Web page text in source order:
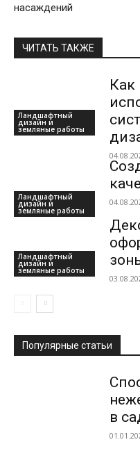
насаждений
ЧИТАТЬ ТАКЖЕ
Ландшафтный
дизайн и
земляные работы
Как
Ландшафтный
дизайн и
земляные работы
Ландшафтный
дизайн и
земляные работы
Популярные статьи
в